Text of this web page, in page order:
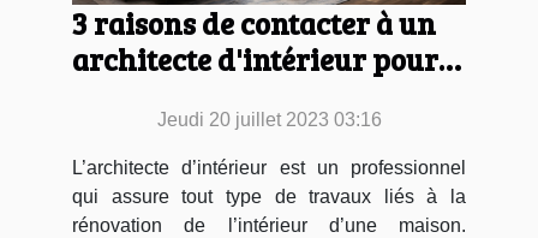
3 raisons de contacter à un
architecte d'intérieur pour
Jeudi 20 juillet 2023 03:16
L’architecte d’intérieur est un professionnel
qui assure tout type de travaux liés à la
rénovation de l’intérieur d’une maison.